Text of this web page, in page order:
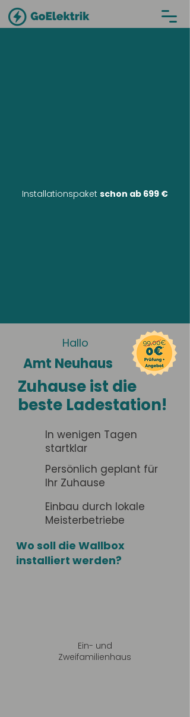
Installationspaket schon ab 699 €
Hallo
Amt Neuhaus
Zuhause ist die
beste Ladestation!
In wenigen Tagen
startklar
Persönlich geplant für
Ihr Zuhause
Einbau durch lokale
Meisterbetriebe
Wo soll die Wallbox
installiert werden?
Ein- und
Zweifamilienhaus